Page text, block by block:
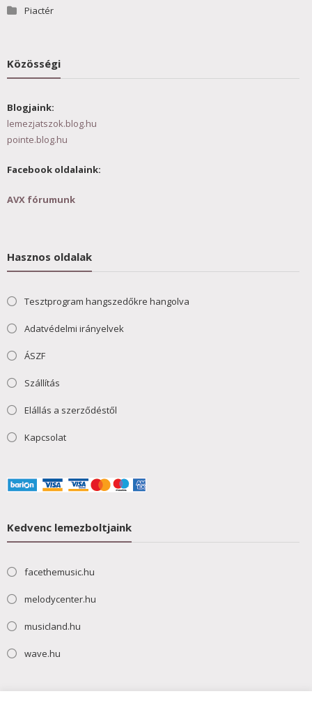
Piactér
Közösségi
Blogjaink:
lemezjatszok.blog.hu
pointe.blog.hu
Facebook oldalaink:
AVX fórumunk
Hasznos oldalak
Tesztprogram hangszedőkre hangolva
Adatvédelmi irányelvek
ÁSZF
Szállítás
Elállás a szerződéstől
Kapcsolat
Kedvenc lemezboltjaink
facethemusic.hu
melodycenter.hu
musicland.hu
wave.hu